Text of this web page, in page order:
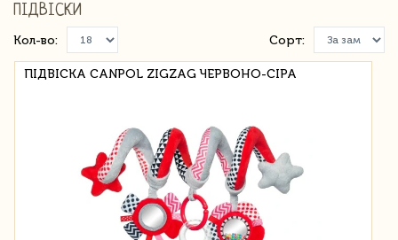
ПІДВІСКИ
Кол-во: Сорт:
ПІДВІСКА CANPOL ZIGZAG ЧЕРВОНО-СІРА